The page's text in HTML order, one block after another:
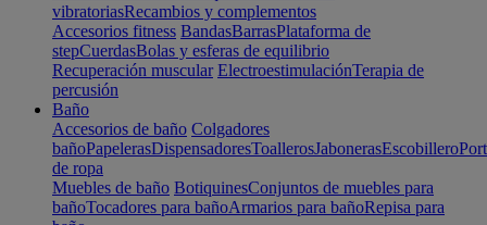
vibratoriasRecambios y complementos
Accesorios fitness BandasBarrasPlataforma de
stepCuerdasBolas y esferas de equilibrio
Recuperación muscular ElectroestimulaciónTerapia de
percusión
Baño
Accesorios de baño Colgadores
bañoPapelerasDispensadoresToallerosJabonerasEscobillero
de ropa
Muebles de baño BotiquinesConjuntos de muebles para
bañoTocadores para bañoArmarios para bañoRepisa para